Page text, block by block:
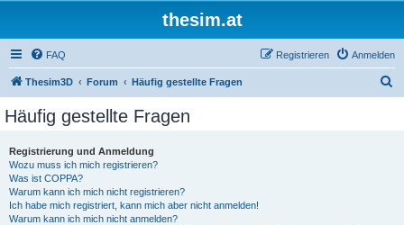
thesim.at
FAQ Anmelden
Registrieren
Thesim3D Forum Häufig gestellte Fragen
Häufig gestellte Fragen
Registrierung und Anmeldung
Wozu muss ich mich registrieren?
Was ist COPPA?
Warum kann ich mich nicht registrieren?
Ich habe mich registriert, kann mich aber nicht anmelden!
Warum kann ich mich nicht anmelden?